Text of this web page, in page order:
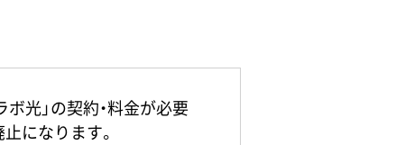
ボ光」の契約・料金が必要
止になります。